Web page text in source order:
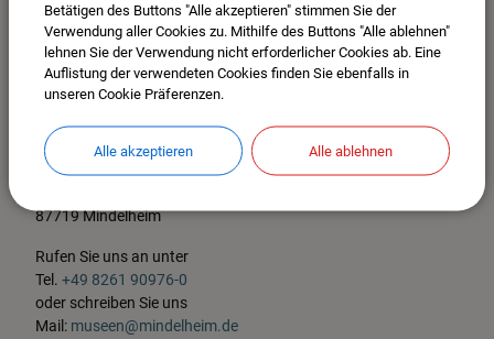
Museumsverwaltung
87719 Mindelheim
Rufen Sie uns an unter
Tel. +49 8261 90976-0
oder schreiben Sie uns
Mail: museen@mindelheim.de
Betätigen des Buttons "Alle akzeptieren" stimmen Sie der
Verwendung aller Cookies zu. Mithilfe des Buttons "Alle ablehnen"
lehnen Sie der Verwendung nicht erforderlicher Cookies ab. Eine
Auflistung der verwendeten Cookies finden Sie ebenfalls in
unseren Cookie Präferenzen.
Alle akzeptieren Alle ablehnen